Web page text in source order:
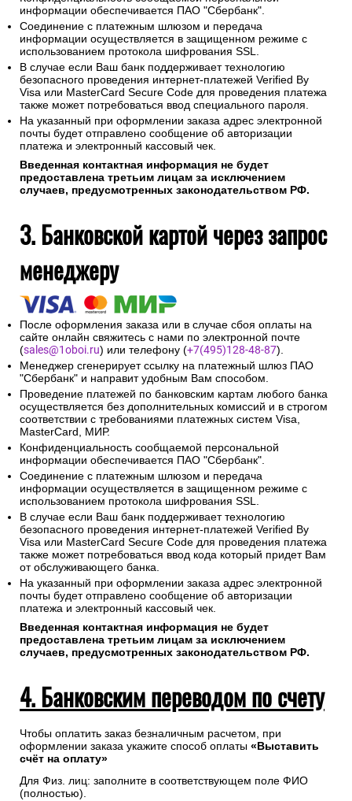
информации обеспечивается ПАО "Сбербанк".
Соединение с платежным шлюзом и передача
информации осуществляется в защищенном режиме с
использованием протокола шифрования SSL.
В случае если Ваш банк поддерживает технологию
безопасного проведения интернет-платежей Verified By
Visa или MasterCard Secure Code для проведения платежа
также может потребоваться ввод специального пароля.
На указанный при оформлении заказа адрес электронной
почты будет отправлено сообщение об авторизации
платежа и электронный кассовый чек.
Введенная контактная информация не будет
предоставлена третьим лицам за исключением
случаев, предусмотренных законодательством РФ.
3. Банковской картой через запрос
менеджеру
После оформления заказа или в случае сбоя оплаты на
сайте онлайн свяжитесь с нами по электронной почте
(sales@1oboi.ru) или телефону (+7(495)128-48-87).
Менеджер сгенерирует ссылку на платежный шлюз ПАО
"Сбербанк" и направит удобным Вам способом.
Проведение платежей по банковским картам любого банка
осуществляется без дополнительных комиссий и в строгом
соответствии с требованиями платежных систем Visa,
MasterCard, МИР.
Конфиденциальность сообщаемой персональной
информации обеспечивается ПАО "Сбербанк".
Соединение с платежным шлюзом и передача
информации осуществляется в защищенном режиме с
использованием протокола шифрования SSL.
В случае если Ваш банк поддерживает технологию
безопасного проведения интернет-платежей Verified By
Visa или MasterCard Secure Code для проведения платежа
также может потребоваться ввод кода который придет Вам
от обслуживающего банка.
На указанный при оформлении заказа адрес электронной
почты будет отправлено сообщение об авторизации
платежа и электронный кассовый чек.
Введенная контактная информация не будет
предоставлена третьим лицам за исключением
случаев, предусмотренных законодательством РФ.
4. Банковским переводом по счету
Чтобы оплатить заказ безналичным расчетом, при
оформлении заказа укажите способ оплаты «Выставить
счёт на оплату»
Для Физ. лиц: заполните в соответствующем поле ФИО
(полностью).